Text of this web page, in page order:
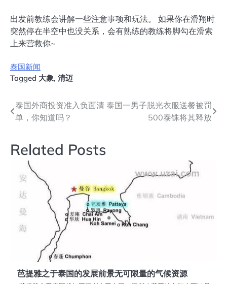
出发前教练会讲解一些注意事项和玩法。 如果你在滑翔时
突然停在半空中也没关系，会有熟练的教练将脚勾在滑索
上来营救你~
泰国新闻
Tagged 大象, 清迈
文
章
导
泰国外商投资准入负面清
单，你知道吗？
泰国一男子脱光衣服送餐被罚
500泰铢将其释放
Related Posts
芭提雅之于泰国的发展前景无可限量的气候资源